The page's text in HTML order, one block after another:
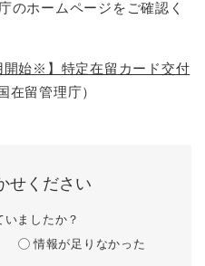
のホームページをご確認く
開始※】特定在留カード交付
在留管理庁）
せください
ましたか？
情報が足りなかった